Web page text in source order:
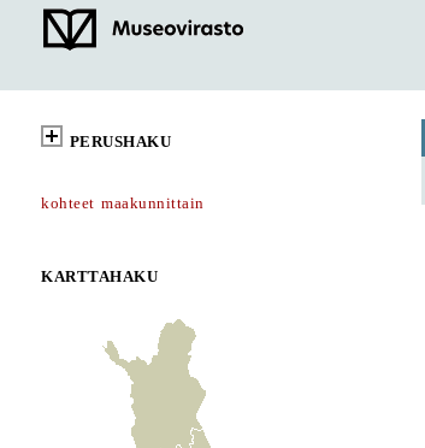
PERUSHAKU
kohteet maakunnittain
KARTTAHAKU